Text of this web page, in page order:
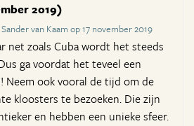
2019)
van Kaam op 17 november 2019
net zoals Cuba wordt het steeds
ga voordat het teveel een
Neem ook vooral de tijd om de
kloosters te bezoeken. Die zijn
en hebben een unieke sfeer.